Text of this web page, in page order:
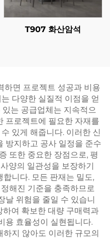
T907 화산암석
면 프로젝트 성공과 비용
다양한 실질적 이점을 얻
는 공급업체는 지속적으
프로젝트에 필요한 자재를
있게 해줍니다. 이러한 신
방지하고 공사 일정을 준수
또한 중요한 장점으로, 평
양의 일관성을 보장하기
니다. 모든 판재는 밀도,
해진 기준을 충족하므로
날 위험을 줄일 수 있습니
여 확보한 대량 구매력과
용 효율성이 실현됩니다.
지 않아도 이러한 규모의